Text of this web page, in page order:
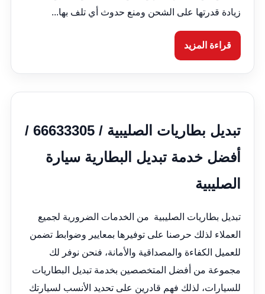
زيادة قدرتها على الشحن ومنع حدوث أي تلف بها...
قراءة المزيد
تبديل بطاريات الصليبية / 66633305 /
أفضل خدمة تبديل البطارية سيارة
الصليبية
تبديل بطاريات الصليبية من الخدمات الضرورية لجميع
العملاء لذلك حرصنا على توفيرها بمعايير وضوابط تضمن
للعميل الكفاءة والمصداقية والأمانة، فنحن نوفر لك
مجموعة من أفضل المتخصصين بخدمة تبديل البطاريات
للسيارات، لذلك فهم قادرين على تحديد الأنسب لسيارتك